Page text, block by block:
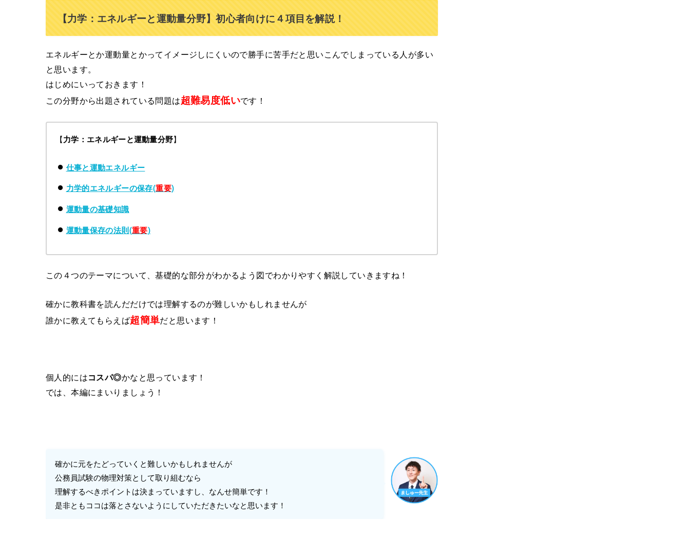
【力学：エネルギーと運動量分野】初心者向けに４項目を解説！
エネルギーとか運動量とかってイメージしにくいので勝手に苦手だと思いこんでしまっている人が多い
と思います。
はじめにいっておきます！
この分野から出題されている問題は超難易度低いです！
【力学：エネルギーと運動量分野】
仕事と運動エネルギー
力学的エネルギーの保存(重要)
運動量の基礎知識
運動量保存の法則(重要)
この４つのテーマについて、基礎的な部分がわかるよう図でわかりやすく解説していきますね！
確かに教科書を読んだだけでは理解するのが難しいかもしれませんが
誰かに教えてもらえば超簡単だと思います！
個人的にはコスパ◎かなと思っています！
では、本編にまいりましょう！
確かに元をたどっていくと難しいかもしれませんが
公務員試験の物理対策として取り組むなら
理解するべきポイントは決まっていますし、なんせ簡単です！
是非ともココは落とさないようにしていただきたいなと思います！